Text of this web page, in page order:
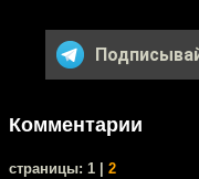
Комментарии
cтраницы: 1 | 2